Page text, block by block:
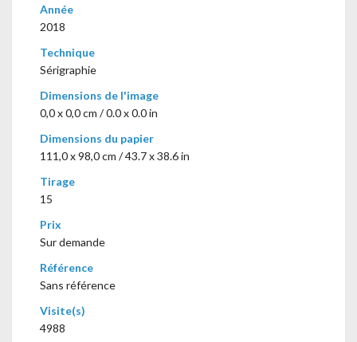
Année
2018
Technique
Sérigraphie
Dimensions de l'image
0,0 x 0,0 cm / 0.0 x 0.0 in
Dimensions du papier
111,0 x 98,0 cm / 43.7 x 38.6 in
Tirage
15
Prix
Sur demande
Référence
Sans référence
Visite(s)
4988